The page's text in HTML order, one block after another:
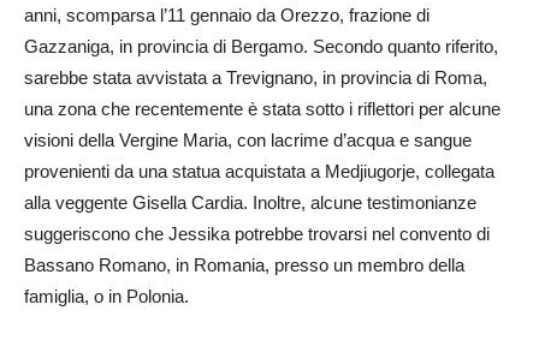
anni, scomparsa l’11 gennaio da Orezzo, frazione di
Gazzaniga, in provincia di Bergamo. Secondo quanto riferito,
sarebbe stata avvistata a Trevignano, in provincia di Roma,
una zona che recentemente è stata sotto i riflettori per alcune
visioni della Vergine Maria, con lacrime d’acqua e sangue
provenienti da una statua acquistata a Medjiugorje, collegata
alla veggente Gisella Cardia. Inoltre, alcune testimonianze
suggeriscono che Jessika potrebbe trovarsi nel convento di
Bassano Romano, in Romania, presso un membro della
famiglia, o in Polonia.